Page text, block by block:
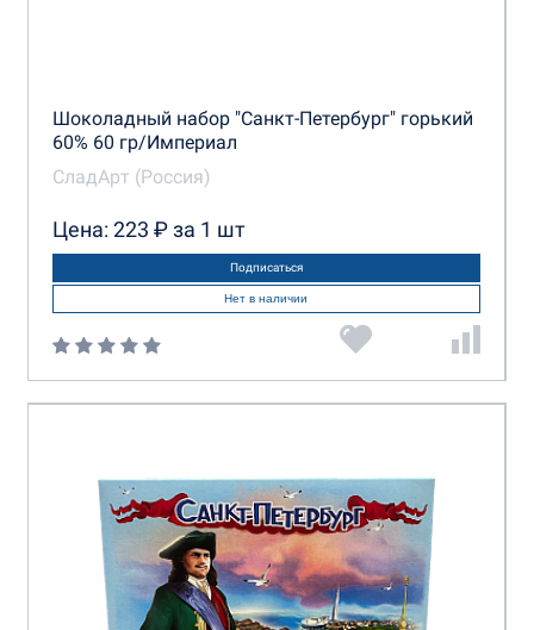
Шоколадный набор "Санкт-Петербург" горький
60% 60 гр/Империал
СладАрт (Россия)
Цена: 223 ₽ за 1 шт
Подписаться
Нет в наличии